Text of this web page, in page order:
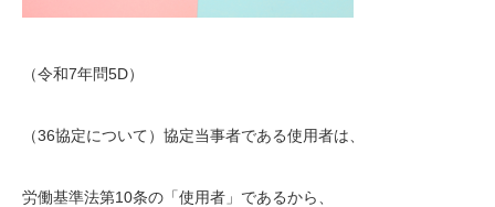
（令和7年問5D）
（36協定について）協定当事者である使用者は、
労働基準法第10条の「使用者」であるから、